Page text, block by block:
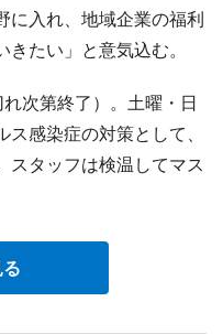
に入れ、地域企業の福利
たい」と意気込む。
次第終了）。土曜・日
感染症の対策として、
スタッフは検温してマス